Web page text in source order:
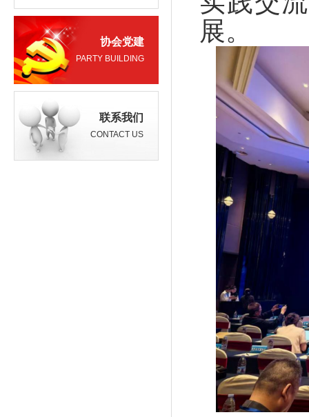
协会党建
PARTY BUILDING
联系我们
CONTACT US
展。